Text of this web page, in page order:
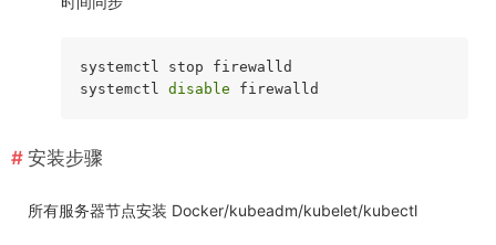
systemctl stop firewalld
systemctl disable
安装步骤
所有服务器节点安装 Docker/kubeadm/kubelet/kubectl